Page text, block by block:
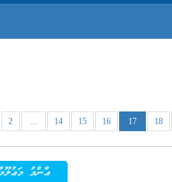
2 ... 14 15 16 17 18
ޢާންމު